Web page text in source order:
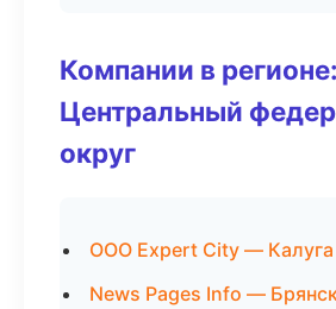
Компании в регионе:
Центральный
округ
ООО Expert City — Калуга
News Pages Info —